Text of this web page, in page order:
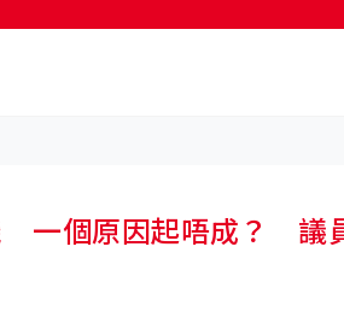
一個原因起唔成？ 議